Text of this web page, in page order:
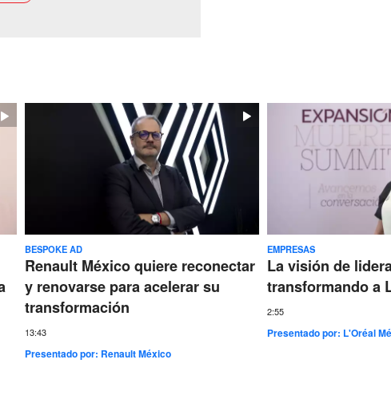
BESPOKE AD
Renault México quiere reconectar
y renovarse para acelerar su
transformación
13:43
Presentado por: Renault México
EMPRESAS
La visión de
transformando a
2:55
Presentado por: L'Oréal